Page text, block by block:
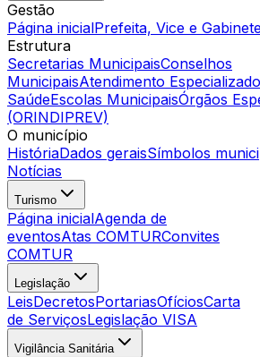
Gestão
Página inicialPrefeita, Vice e
Estrutura
Secretarias MunicipaisConselhos
MunicipaisAtendimento Especializado
SaúdeEscolas MunicipaisÓrgãos
(ORINDIPREV)
O município
HistóriaDados geraisSímbolos
Notícias
Turismo
Página inicialAgenda de
eventosAtas COMTURConvites
COMTUR
Legislação
LeisDecretosPortariasOfíciosCarta
de ServiçosLegislação VISA
Vigilância Sanitária